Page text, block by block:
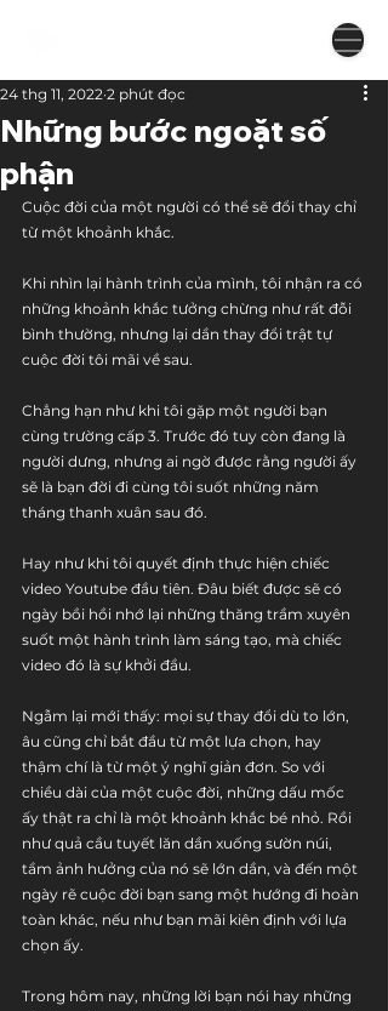
Những bước ngoặt số
phận
24 thg 11, 2022 2 phút đọc
Cuộc đời của một người có thể sẽ đổi thay chỉ
từ một khoảnh khắc.
Khi nhìn lại hành trình của mình, tôi nhận ra có
những khoảnh khắc tưởng chừng như rất đỗi
bình thường, nhưng lại dần thay đổi trật tự
cuộc đời tôi mãi về sau.
Chẳng hạn như khi tôi gặp một người bạn
cùng trường cấp 3. Trước đó tuy còn đang là
người dưng, nhưng ai ngờ được rằng người ấy
sẽ là bạn đời đi cùng tôi suốt những năm
tháng thanh xuân sau đó.
Hay như khi tôi quyết định thực hiện chiếc
video Youtube đầu tiên. Đâu biết được sẽ có
ngày bồi hồi nhớ lại những thăng trầm xuyên
suốt một hành trình làm sáng tạo, mà chiếc
video đó là sự khởi đầu.
Ngẫm lại mới thấy: mọi sự thay đổi dù to lớn,
âu cũng chỉ bắt đầu từ một lựa chọn, hay
thậm chí là từ một ý nghĩ giản đơn. So với
chiều dài của một cuộc đời, những dấu mốc
ấy thật ra chỉ là một khoảnh khắc bé nhỏ. Rồi
như quả cầu tuyết lăn dần xuống sườn núi,
tầm ảnh hưởng của nó sẽ lớn dần, và đến một
ngày rẽ cuộc đời bạn sang một hướng đi hoàn
toàn khác, nếu như bạn mãi kiên định với lựa
chọn ấy.
Trong hôm nay, những lời bạn nói hay những